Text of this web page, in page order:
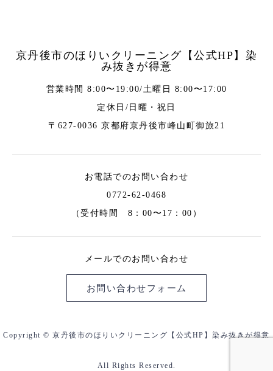
京丹後市のほりいクリーニング【公式HP】染
み抜きが得意
営業時間 8:00〜19:00/土曜日 8:00〜17:00
定休日/日曜・祝日
〒627-0036 京都府京丹後市峰山町御旅21
お電話でのお問い合わせ
0772-62-0468
（受付時間 8：00〜17：00）
メールでのお問い合わせ
お問い合わせフォーム
Copyright © 京丹後市のほりいクリーニング【公式HP】染み抜きが得意
All Rights Reserved.